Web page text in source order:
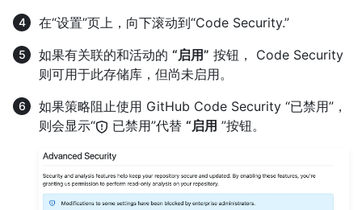
在“设置”页上，向下滚动到“Code Security.”
如果有关联的和活动的 “启用” 按钮， Code Security
则可用于此存储库，但尚未启用。
如果策略阻止使用 GitHub Code Security “已禁用”，
则会显示“
已禁用”代替 “启用 ”按钮。